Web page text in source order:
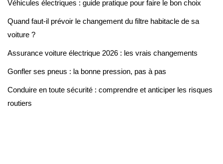
Véhicules électriques : guide pratique pour faire le bon choix
Quand faut-il prévoir le changement du filtre habitacle de sa
voiture ?
Assurance voiture électrique 2026 : les vrais changements
Gonfler ses pneus : la bonne pression, pas à pas
Conduire en toute sécurité : comprendre et anticiper les risques
routiers